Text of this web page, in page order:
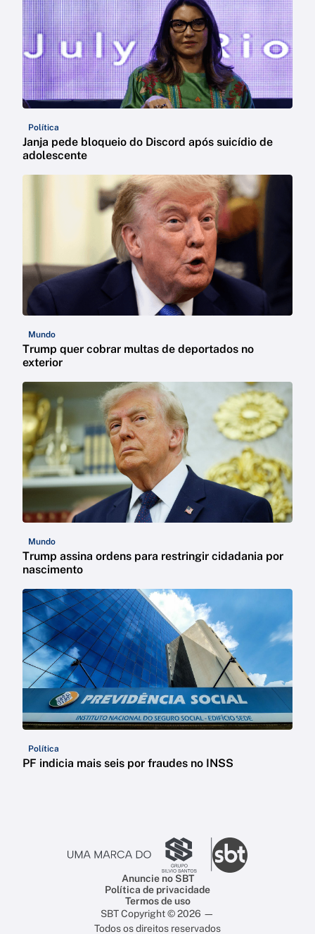
Política
Janja pede bloqueio do Discord após suicídio de
adolescente
Mundo
Trump quer cobrar multas de deportados no
exterior
Mundo
Trump assina ordens para restringir cidadania por
nascimento
Política
PF indicia mais seis por fraudes no INSS
Anuncie no SBT
Política de privacidade
Termos de uso
SBT Copyright © 2026 —
Todos os direitos reservados